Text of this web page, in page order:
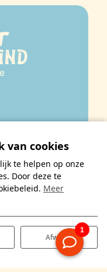
van cookies
te helpen op onze
Door deze te
Meer
Afwijzen